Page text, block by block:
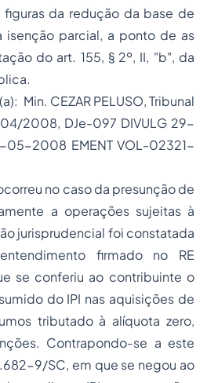
figuras da redução da base de
isenção parcial, a ponto de as
do art. 155, § 2º, II, "b", da
Min. CEZAR PELUSO, Tribunal
2008, DJe-097 DIVULG 29-
2008 EMENT VOL-02321-
no caso da presunção de
a operações sujeitas à
jurisprudencial foi constatada
firmado no RE
se conferiu ao contribuinte o
do IPI nas aquisições de
tributado à alíquota zero,
Contrapondo-se a este
9/SC, em que se negou ao